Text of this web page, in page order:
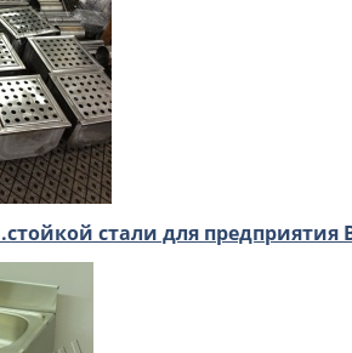
стали для предприятия